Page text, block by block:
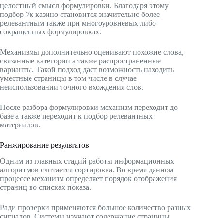
целостный смысл формулировки. Благодаря этому
подбор 7к казино становится значительно более
релевантным также при многоуровневых либо
сокращенных формулировках.
Механизмы дополнительно оценивают похожие слова,
связанные категории а также распространенные
варианты. Такой подход дает возможность находить
уместные страницы в том числе в случае
неиспользовании точного вхождения слов.
После разбора формулировки механизм переходит до
базе а также переходит к подбор релевантных
материалов.
Ранжирование результатов
Одним из главных стадий работы информационных
алгоритмов считается сортировка. Во время данном
процессе механизм определяет порядок отображения
страниц во списках показа.
Ради проверки применяются большое количество разных
сигналов. Системы изучают содержание страницы,